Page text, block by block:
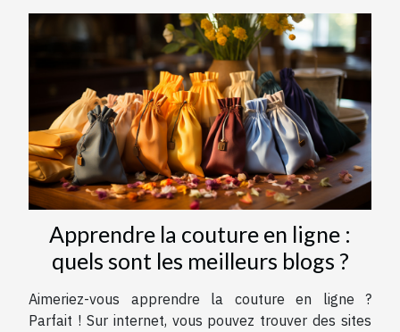
Apprendre la couture en ligne :
quels sont les meilleurs blogs ?
Aimeriez-vous apprendre la couture en ligne ?
Parfait ! Sur internet, vous pouvez trouver des sites